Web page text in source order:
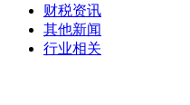
财税资讯
其他新闻
行业相关